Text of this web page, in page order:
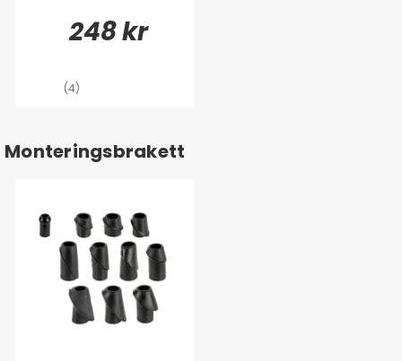
248 kr
(4)
Monteringsbrakett